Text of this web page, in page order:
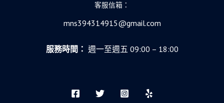
客服信箱：
mns394314915@gmail.com
服務時間： 週一至週五 09:00 – 18:00